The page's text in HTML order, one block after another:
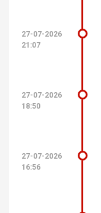
27-07-2026
21:07
27-07-2026
18:50
27-07-2026
16:56